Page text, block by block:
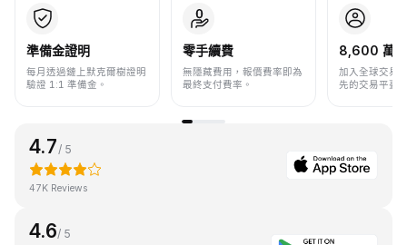
準備金證明
每月透過鏈上默克爾樹證明
驗證 1:1 準備金。
零手續費
無隱藏費用，報價費率即為
最終支付費率。
8,600 萬+
加入全球交易
先的交易平臺
4.7 / 5
47K Reviews
4.6/ 5